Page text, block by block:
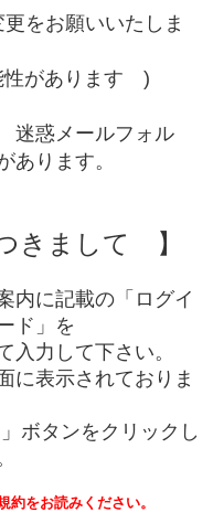
をお願いいたしま
性があります )
迷惑メールフォル
ります。
きまして 】
内に記載の「ログイ
ド」を
入力して下さい。
に表示されておりま
ボタンをクリックし
をお読みください。